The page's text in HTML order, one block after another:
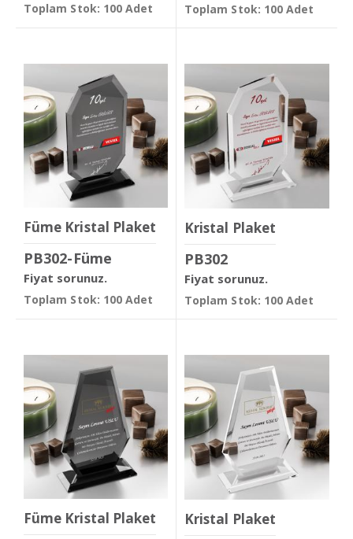
Toplam Stok: 100 Adet Toplam Stok: 100 Adet
Füme Kristal Plaket
PB302-Füme
Fiyat sorunuz.
Toplam Stok: 100 Adet
Kristal Plaket
PB302
Fiyat sorunuz.
Toplam Stok: 100 Adet
Füme Kristal Plaket Kristal Plaket